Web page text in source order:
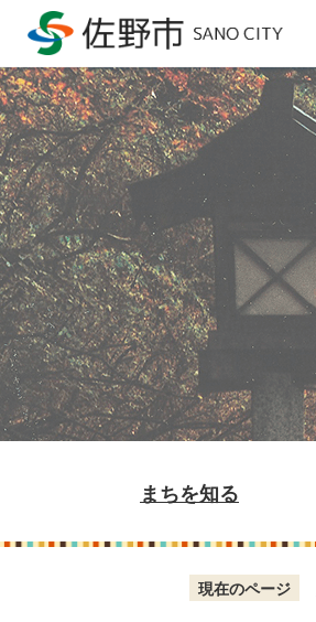
まちを知る
現在のページ